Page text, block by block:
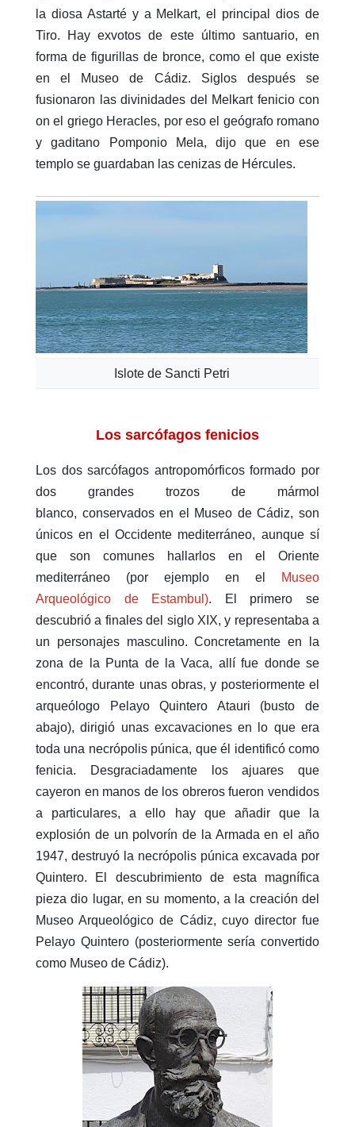
la diosa Astarté y a Melkart, el principal dios de
Tiro. Hay exvotos de este último santuario, en
forma de figurillas de bronce, como el que existe
en el Museo de Cádiz. Siglos después se
fusionaron las divinidades del Melkart fenicio con
on el griego Heracles, por eso el geógrafo romano
y gaditano Pomponio Mela, dijo que en ese
templo se guardaban las cenizas de Hércules.
Islote de Sancti Petri
Los sarcófagos fenicios
Los dos sarcófagos antropomórficosformado por
dos grandes trozos de mármol
blanco, conservados en el Museo de Cádiz, son
únicos en el Occidente mediterráneo, aunque sí
que son comunes hallarlos en el Oriente
mediterráneo (por ejemplo en el
Museo
Arqueológico de Estambul). El primero se
descubrió a finales del siglo XIX, y representaba a
un personajes masculino. Concretamente en la
zona de la Punta de la Vaca, allí fue donde se
encontró, durante unas obras, y posteriormente el
arqueólogo Pelayo Quintero Atauri (busto de
abajo), dirigió unas excavaciones en lo que era
toda una necrópolis púnica, que él identificó como
fenicia. Desgraciadamente los ajuares que
cayeron en manos de los obreros fueron vendidos
a particulares, a ello hay que añadir que la
explosión de un polvorín de la Armada en el año
1947, destruyó la necrópolis púnica excavada por
Quintero. El descubrimiento de esta magnífica
pieza dio lugar, en su momento, a la creación del
Museo Arqueológico de Cádiz, cuyo director fue
Pelayo Quintero (posteriormente sería convertido
como Museo de Cádiz).